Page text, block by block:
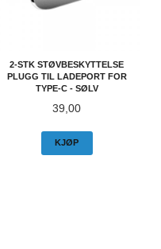
2-STK STØVBESKYTTELSE
PLUGG TIL LADEPORT FOR
TYPE-C - SØLV
Pris
39,00
KJØP